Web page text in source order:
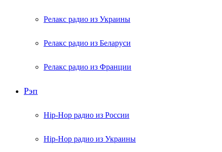
Релакс радио из Украины
Релакс радио из Беларуси
Релакс радио из Франции
Рэп
Hip-Hop радио из России
Hip-Hop радио из Украины